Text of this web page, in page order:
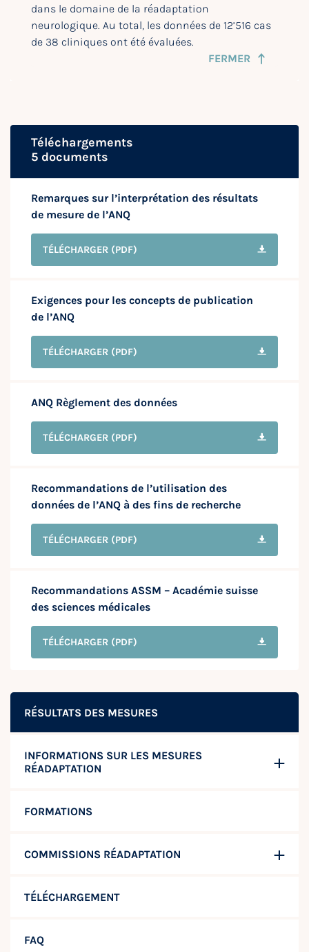
RÉSULTATS DES MESURES
INFORMATIONS SUR LES MESURES
RÉADAPTATION
FORMATIONS
COMMISSIONS RÉADAPTATION
TÉLÉCHARGEMENT
FAQ
dans le domaine de la réadaptation
neurologique. Au total, les données de 12’516 cas
de 38 cliniques ont été évaluées.
FERMER
Téléchargements
5 documents
Remarques sur l’interprétation des résultats
de mesure de l’ANQ
TÉLÉCHARGER (PDF)
Exigences pour les concepts de publication
de l’ANQ
TÉLÉCHARGER (PDF)
ANQ Règlement des données
TÉLÉCHARGER (PDF)
Recommandations de l’utilisation des
données de l’ANQ à des fins de recherche
TÉLÉCHARGER (PDF)
Recommandations ASSM – Académie suisse
des sciences médicales
TÉLÉCHARGER (PDF)